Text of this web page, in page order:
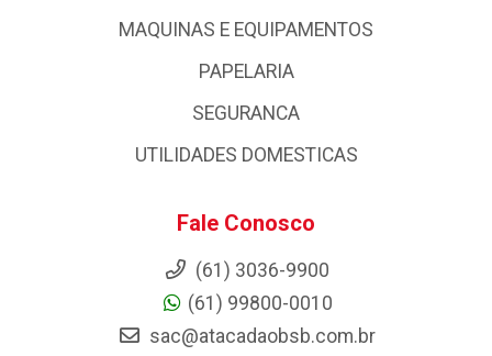
MAQUINAS E EQUIPAMENTOS
PAPELARIA
SEGURANCA
UTILIDADES DOMESTICAS
Fale Conosco
(61) 3036-9900
(61) 99800-0010
sac@atacadaobsb.com.br